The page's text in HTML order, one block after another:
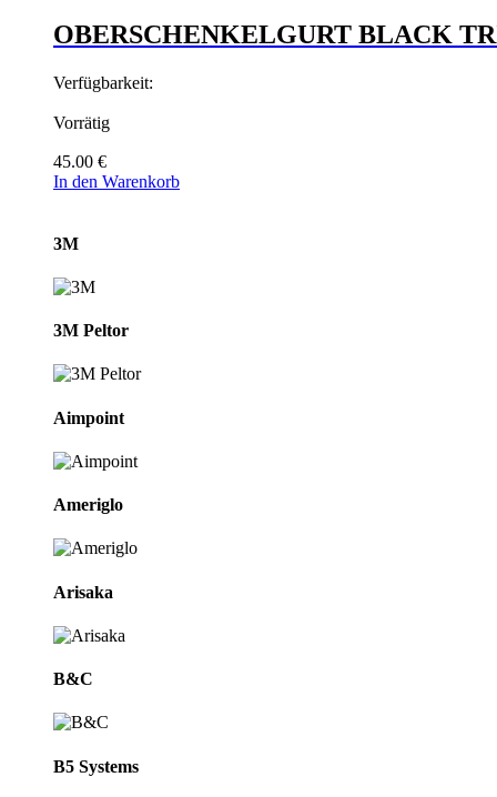
OBERSCHENKELGURT BLACK
Verfügbarkeit:
Vorrätig
45.00 €
In den Warenkorb
Brands Carousel
3M
3M Peltor
Aimpoint
Ameriglo
Arisaka
B&C
B5 Systems